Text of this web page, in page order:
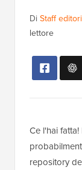
DiStaff
lettore
Ce l'hai
repository